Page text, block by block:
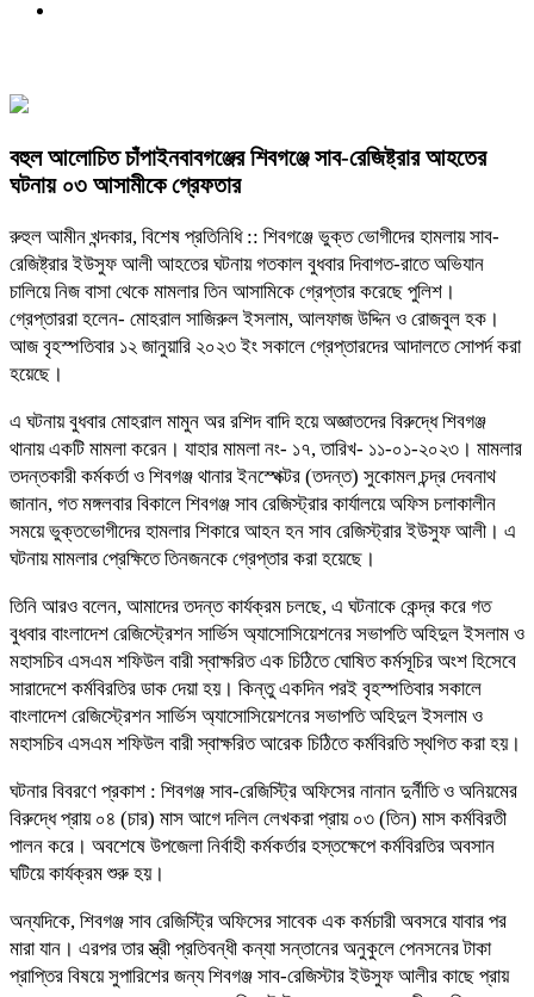
বহুল আলোচিত চাঁপাইনবাবগঞ্জের শিবগঞ্জে সাব-রেজিষ্ট্রার আহতের
ঘটনায় ০৩ আসামীকে গ্রেফতার
রুহুল আমীন খন্দকার, বিশেষ প্রতিনিধি :: শিবগঞ্জে ভুক্ত ভোগীদের হামলায় সাব-
রেজিষ্ট্রার ইউসুফ আলী আহতের ঘটনায় গতকাল বুধবার দিবাগত-রাতে অভিযান
চালিয়ে নিজ বাসা থেকে মামলার তিন আসামিকে গ্রেপ্তার করেছে পুলিশ।
গ্রেপ্তাররা হলেন- মোহরাল সাজিরুল ইসলাম, আলফাজ উদ্দিন ও রোজবুল হক।
আজ বৃহস্পতিবার ১২ জানুয়ারি ২০২৩ ইং সকালে গ্রেপ্তারদের আদালতে সোপর্দ করা
হয়েছে।
এ ঘটনায় বুধবার মোহরাল মামুন অর রশিদ বাদি হয়ে অজ্ঞাতদের বিরুদ্ধে শিবগঞ্জ
থানায় একটি মামলা করেন। যাহার মামলা নং- ১৭, তারিখ- ১১-০১-২০২৩। মামলার
তদন্তকারী কর্মকর্তা ও শিবগঞ্জ থানার ইনস্পেক্টর (তদন্ত) সুকোমল চন্দ্র দেবনাথ
জানান, গত মঙ্গলবার বিকালে শিবগঞ্জ সাব রেজিস্ট্রার কার্যালয়ে অফিস চলাকালীন
সময়ে ভুক্তভোগীদের হামলার শিকারে আহন হন সাব রেজিস্ট্রার ইউসুফ আলী। এ
ঘটনায় মামলার প্রেক্ষিতে তিনজনকে গ্রেপ্তার করা হয়েছে।
তিনি আরও বলেন, আমাদের তদন্ত কার্যক্রম চলছে, এ ঘটনাকে কেন্দ্র করে গত
বুধবার বাংলাদেশ রেজিস্ট্রেশন সার্ভিস অ্যাসোসিয়েশনের সভাপতি অহিদুল ইসলাম ও
মহাসচিব এসএম শফিউল বারী স্বাক্ষরিত এক চিঠিতে ঘোষিত কর্মসূচির অংশ হিসেবে
সারাদেশে কর্মবিরতির ডাক দেয়া হয়। কিন্তু একদিন পরই বৃহস্পতিবার সকালে
বাংলাদেশ রেজিস্ট্রেশন সার্ভিস অ্যাসোসিয়েশনের সভাপতি অহিদুল ইসলাম ও
মহাসচিব এসএম শফিউল বারী স্বাক্ষরিত আরেক চিঠিতে কর্মবিরতি স্থগিত করা হয়।
ঘটনার বিবরণে প্রকাশ : শিবগঞ্জ সাব-রেজিস্ট্রি অফিসের নানান দুর্নীতি ও অনিয়মের
বিরুদ্ধে প্রায় ০৪ (চার) মাস আগে দলিল লেখকরা প্রায় ০৩ (তিন) মাস কর্মবিরতী
পালন করে। অবশেষে উপজেলা নির্বাহী কর্মকর্তার হস্তক্ষেপে কর্মবিরতির অবসান
ঘটিয়ে কার্যক্রম শুরু হয়।
অন্যদিকে, শিবগঞ্জ সাব রেজিস্ট্রি অফিসের সাবেক এক কর্মচারী অবসরে যাবার পর
মারা যান। এরপর তার স্ত্রী প্রতিবন্ধী কন্যা সন্তানের অনুকুলে পেনসনের টাকা
প্রাপ্তির বিষয়ে সুপারিশের জন্য শিবগঞ্জ সাব-রেজিস্টার ইউসুফ আলীর কাছে প্রায়